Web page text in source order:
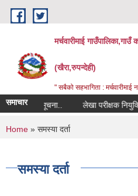
Skip to main content
मर्चवारीमाई गाउँपालिका,गाउँ
(खैरा,रुपन्देही)
" सबैको सहभागिता : मर्चवारीमाई
समाचार
सम्बन्धी सूचना.. लेखा परीक्षक
You are here
Home » समस्या दर्ता
समस्या दर्ता